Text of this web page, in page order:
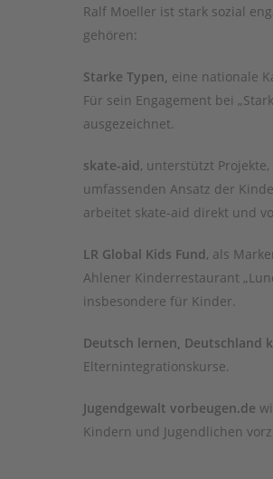
Ralf Moeller ist stark sozial
gehören:
Starke Typen, eine nationale
Für sein Engagement bei
ausgezeichnet.
skate-aid, unterstützt
umfassenden Ansatz der
arbeitet skate-aid direkt und
LR Global Kids Fund, als
Ahlener Kinderrestaurant
insbesondere für Kinder.
Deutsch lernen, Deutschland
Elternintegrationskurse.
Jugendgewalt vorbeugen.de
Kindern und Jugendlichen